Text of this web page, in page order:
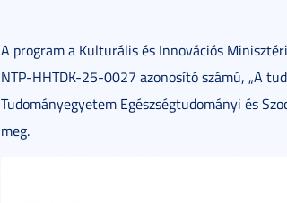
A program a Kulturális és Innovációs
NTP-HHTDK-25-0027 azonosító számú, „A
Tudományegyetem Egészségtudományi és
meg.